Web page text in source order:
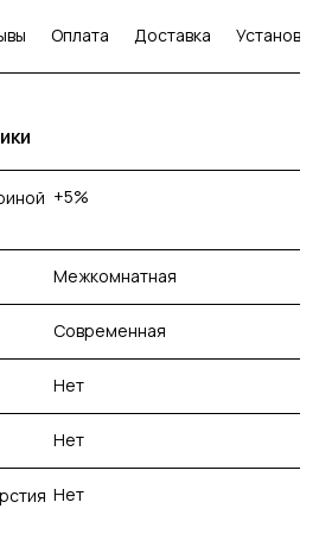
Оплата Доставка Установка
+5%
Межкомнатная
Современная
Нет
Нет
Нет